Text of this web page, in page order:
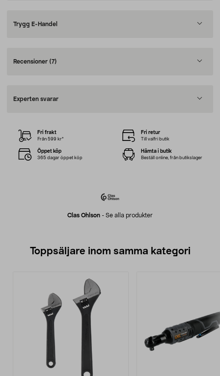
Trygg E-Handel
Recensioner (7)
Experten svarar
Clas Ohlson - Se alla produkter
Fri frakt
Från 599 kr*
Fri retur
Till valfri butik
Öppet köp
365 dagar öppet köp
Hämta i butik
Beställ online, från butikslager
Toppsäljare inom samma kategori